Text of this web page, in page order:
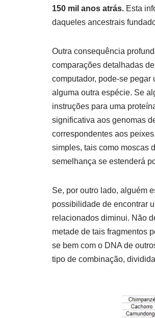
150 mil anos atrás. Esta
daqueles ancestrais
Outra consequência
comparações detalhadas
computador, pode-se pegar
alguma outra espécie. Se
instruções para uma
significativa aos genomas
correspondentes aos
simples, tais como moscas
semelhança se estenderá
Se, por outro lado, alguém
possibilidade de encontrar
relacionados diminui. Não
metade de tais fragmentos
se bem com o DNA de
tipo de combinação,